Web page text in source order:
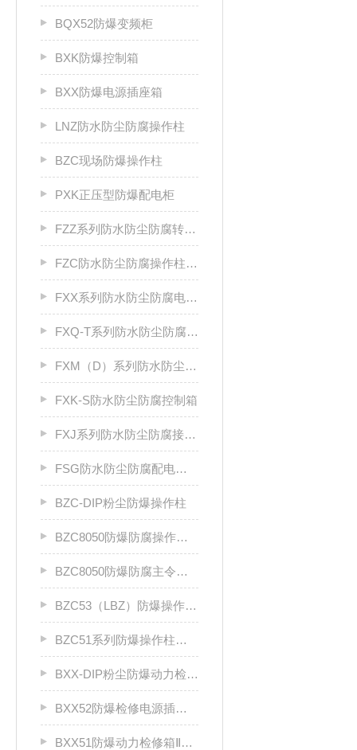
BQX52防爆变频柜
BXK防爆控制箱
BXX防爆电源插座箱
LNZ防水防尘防腐操作柱
BZC现场防爆操作柱
PXK正压型防爆配电柜
FZZ系列防水防尘防腐转换开关
FZC防水防尘防腐操作柱厂家
FXX系列防水防尘防腐电源插座箱
FXQ-T系列防水防尘防腐动力（电磁）起动箱
FXM（D）系列防水防尘防腐照明（动力）配电箱
FXK-S防水防尘防腐控制箱
FXJ系列防水防尘防腐接线箱
FSG防水防尘防腐配电柜厂家
BZC-DIP粉尘防爆操作柱
BZC8050防爆防腐操作柱（ⅡC级）
BZC8050防爆防腐主令控制器
BZC53（LBZ）防爆操作柱llC
BZC51系列防爆操作柱（Ⅱ B）LCZ
BXX-DIP粉尘防爆动力检修箱DIP A20
BXX52防爆检修电源插座箱ⅡB、ⅡC
BXX51防爆动力检修箱ⅡB、ⅡC